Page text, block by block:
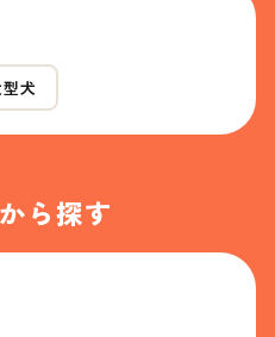
犬
ら探す